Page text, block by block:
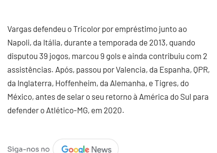
Vargas defendeu o Tricolor por empréstimo junto ao
Napoli, da Itália, durante a temporada de 2013, quando
disputou 39 jogos, marcou 9 gols e ainda contribuiu com 2
assistências. Após, passou por Valencia, da Espanha, QPR,
da Inglaterra, Hoffenheim, da Alemanha, e Tigres, do
México, antes de selar o seu retorno à América do Sul para
defender o Atlético-MG, em 2020.